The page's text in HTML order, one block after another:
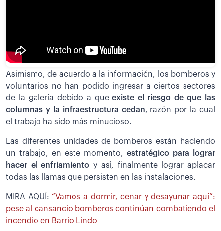
Asimismo, de acuerdo a la información, los bomberos y
voluntarios no han podido ingresar a ciertos sectores
de la galería debido a queexiste el riesgo de que las
columnas y la infraestructura cedan, razón por la cual
el trabajo ha sido más minucioso.
Las diferentes unidades de bomberos están haciendo
un trabajo, en este momento, estratégico para lograr
hacer el enfriamientoy así, finalmente lograr aplacar
todas las llamas que persisten en las instalaciones.
MIRA AQUÍ:“Vamos a dormir, cenar y desayunar aquí”:
pese al cansancio bomberos continúan combatiendo el
incendio en Barrio Lindo